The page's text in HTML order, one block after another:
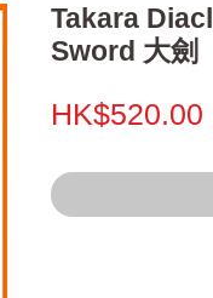
Takara
Sword 大劍
HK$520.00